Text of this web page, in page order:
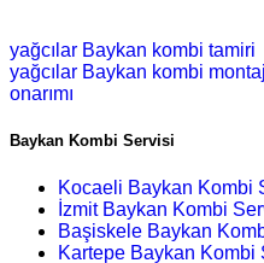
yağcılar Baykan kombi tamiri
yağcılar Baykan kombi
onarımı
Baykan Kombi Servisi
Kocaeli Baykan Kombi
İzmit Baykan Kombi
Başiskele Baykan
Kartepe Baykan Kombi